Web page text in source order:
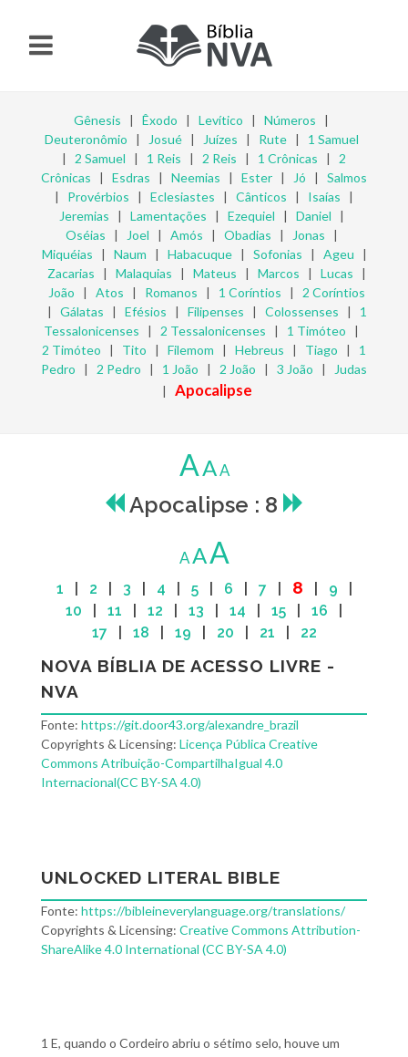
Gênesis | Êxodo | Levítico | Números |
Deuteronômio | Josué| Juízes | Rute| 1 Samuel
| 2 Samuel | 1 Reis | 2 Reis | 1 Crônicas | 2
Crônicas | Esdras | Neemias | Ester | Jó | Salmos
| Provérbios | Eclesiastes | Cânticos | Isaías |
Jeremias | Lamentações | Ezequiel | Daniel |
Oséias | Joel | Amós | Obadias | Jonas |
Miquéias | Naum | Habacuque| Sofonias | Ageu |
Zacarias | Malaquias | Mateus | Marcos | Lucas |
João | Atos | Romanos | 1 Coríntios | 2 Coríntios
| Gálatas | Efésios | Filipenses | Colossenses | 1
Tessalonicenses | 2 Tessalonicenses | 1 Timóteo |
2 Timóteo | Tito | Filemom | Hebreus | Tiago | 1
Pedro | 2 Pedro | 1 João | 2 João | 3 João |
Judas
| Apocalipse
AAA
Apocalipse : 8
AAA
1 2 3 4 5| 6 7 8 9
10
11 12 13 14 15 16
17
18 19 20 21 22
NOVA BÍBLIA DE ACESSO LIVRE -
NVA
Fonte: https://git.door43.org/alexandre_brazil
Copyrights & Licensing: Licença Pública Creative
Commons Atribuição-CompartilhaIgual 4.0
Internacional(CC BY-SA 4.0)
UNLOCKED LITERAL BIBLE
Fonte: https://bibleineverylanguage.org/translations/
Copyrights & Licensing: Creative Commons Attribution-
ShareAlike 4.0 International (CC BY-SA 4.0)
1 E, quando o Cordeiro abriu o sétimo selo, houve um